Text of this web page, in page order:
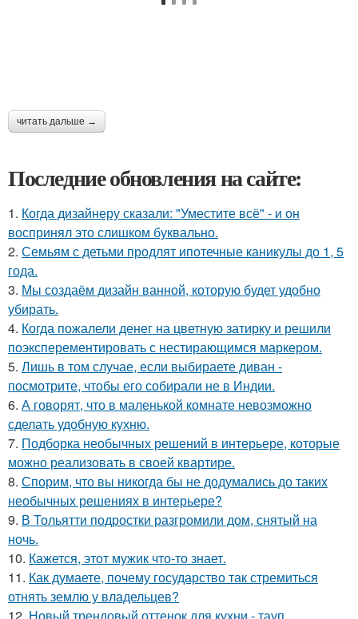
читать дальше →
Последние обновления на сайте:
1. Когда дизайнеру сказали: "Уместите всё" - и он
воспринял это слишком буквально.
2. Семьям с детьми продлят ипотечные каникулы до 1, 5
года.
3. Мы создаём дизайн ванной, которую будет удобно
убирать.
4. Когда пожалели денег на цветную затирку и решили
поэксперементировать с нестирающимся маркером.
5. Лишь в том случае, если выбираете диван -
посмотрите, чтобы его собирали не в Индии.
6. А говорят, что в маленькой комнате невозможно
сделать удобную кухню.
7. Подборка необычных решений в интерьере, которые
можно реализовать в своей квартире.
8. Спорим, что вы никогда бы не додумались до таких
необычных решениях в интерьере?
9. В Тольятти подростки разгромили дом, снятый на
ночь.
10. Кажется, этот мужик что-то знает.
11. Как думаете, почему государство так стремиться
отнять землю у владельцев?